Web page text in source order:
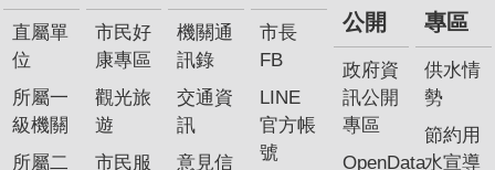
直屬單
位
所屬一
級機關
所屬二
市民好
康專區
觀光旅
遊
市民服
機關通
訊錄
交通資
訊
意見信
市長
FB
LINE
官方帳
號
公開
政府資
訊公開
專區
OpenData
專區
供水情
勢
節約用
水宣導